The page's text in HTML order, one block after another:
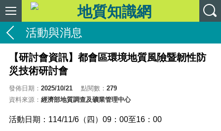
活動與消息
【研討會資訊】都會區環境地質風險暨韌性防
災技術研討會
發佈日期： 2025/10/21 點閱數： 279
資料來源： 經濟部地質調查及礦業管理中心
活動日期：114/11/6（四）09：00至16：00